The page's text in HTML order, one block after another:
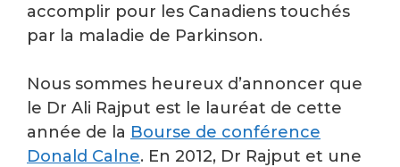
accomplir pour les Canadiens touchés
par la maladie de Parkinson.
Nous sommes heureux d’annoncer que
le Dr Ali Rajput est le lauréat de cette
année de la Bourse de conférence
Donald Calne. En 2012, Dr Rajput et une